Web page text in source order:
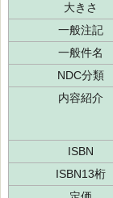
大きさ
一般注記
一般件名
NDC分類
内容紹介
ISBN
ISBN13桁